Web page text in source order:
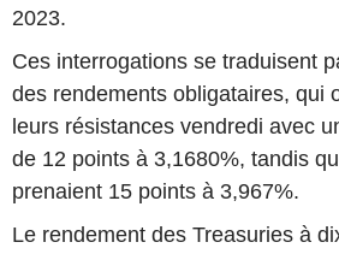
2023.
Ces interrogations se traduisent
des rendements obligataires, qui
leurs résistances vendredi avec
de 12 points à 3,1680%, tandis
prenaient 15 points à 3,967%.
Le rendement des Treasuries à